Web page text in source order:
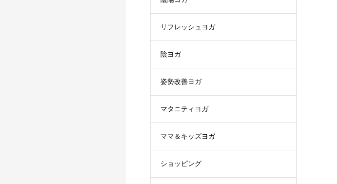
リフレッシュヨガ
陰ヨガ
姿勢改善ヨガ
マタニティヨガ
ママ＆キッズヨガ
ショッピング